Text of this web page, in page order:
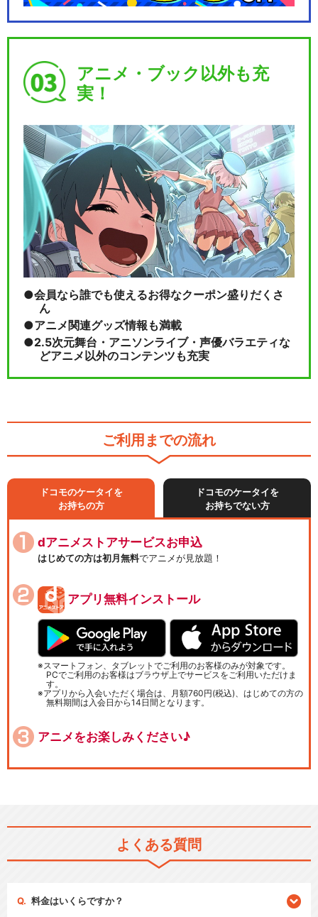
アニメ・ブック以外も充
実！
会員なら誰でも使えるお得なクーポン盛りだくさ
ん
アニメ関連グッズ情報も満載
2.5次元舞台・アニソンライブ・声優バラエティな
どアニメ以外のコンテンツも充実
ご利用までの流れ
ドコモのケータイを
お持ちの方
ドコモのケータイを
お持ちでない方
dアニメストアサービスお申込
はじめての方は初月無料でアニメが見放題！
アプリ無料インストール
スマートフォン、タブレットでご利用のお客様のみが対象です。
PCでご利用のお客様はブラウザ上でサービスをご利用いただけま
す。
アプリから入会いただく場合は、月額760円(税込)、はじめての方の
無料期間は入会日から14日間となります。
アニメをお楽しみください♪
よくある質問
料金はいくらですか？